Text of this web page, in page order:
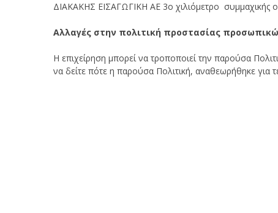
ΔΙΑΚΑΚΗΣ ΕΙΣΑΓΩΓΙΚΗ ΑΕ 3ο χιλιόμετρο
Αλλαγές στην πολιτική προστασίας
Η επιχείρηση μπορεί να τροποποιεί την παρούσα
να δείτε πότε η παρούσα Πολιτική, αναθεωρήθηκε για